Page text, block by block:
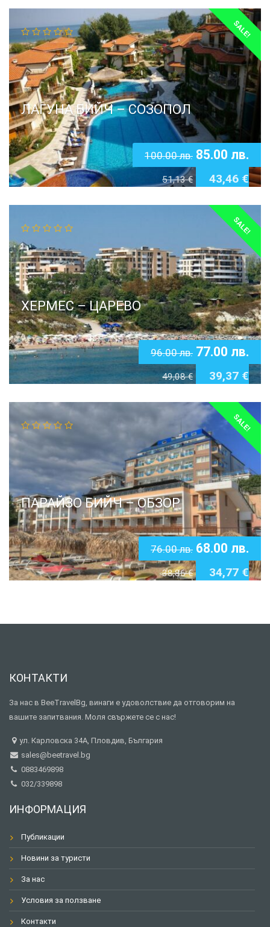
SALE!
ЛАГУНА БИЙЧ – СОЗОПОЛ
100.00лв.
51,13€
85.00 лв.
43,46 €
SALE!
ХЕРМЕС – ЦАРЕВО
96.00лв.
49,08€
77.00 лв.
39,37 €
SALE!
ПАРАЙЗО БИЙЧ – ОБЗОР
76.00лв.
38,86€
68.00 лв.
34,77 €
КОНТАКТИ
За нас в BeeTravelBg, винаги е удоволствие да отговорим на
вашите запитвания. Моля свържете се с нас!
ул. Карловска 34А, Пловдив, България
sales@beetravel.bg
0883469898
032/339898
ИНФОРМАЦИЯ
Публикации
Новини за туристи
За нас
Условия за ползване
Контакти